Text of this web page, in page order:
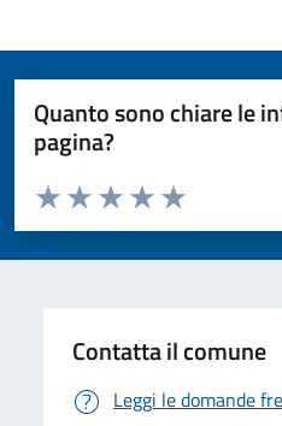
Quanto sono chiare le
pagina?
Valuta da 1 a 5 stelle la pagina
Valuta 5 stelle
Valuta 4 stelle su 5
Valuta 3 stelle su 5
Valuta 2 stelle su 5
Valuta 1 stelle su 5
Contatta il comune
Leggi le domande